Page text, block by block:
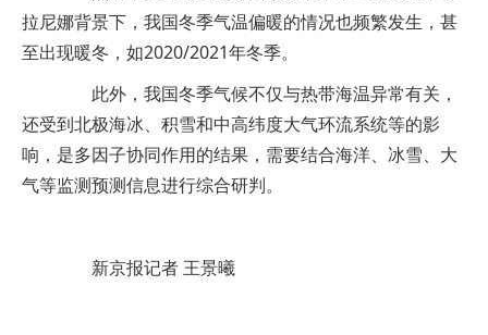
拉尼娜背景下，我国冬季气温偏暖的情况也频繁发生，甚
至出现暖冬，如2020/2021年冬季。
此外，我国冬季气候不仅与热带海温异常有关，
还受到北极海冰、积雪和中高纬度大气环流系统等的影
响，是多因子协同作用的结果，需要结合海洋、冰雪、大
气等监测预测信息进行综合研判。
新京报记者 王景曦